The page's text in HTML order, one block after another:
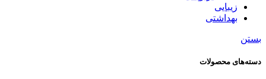
زیبایی
بهداشتی
بستن
دسته‌های محصولات